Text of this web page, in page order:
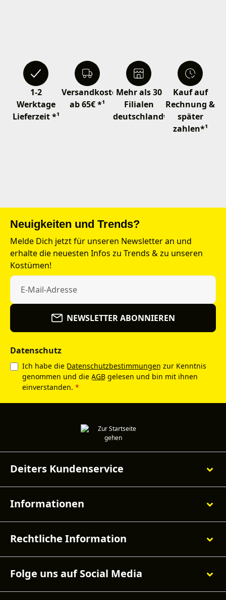
1-2
Werktage
Lieferzeit *¹
Versandkostenfrei
ab 65€ *¹
Mehr als 30
Filialen
deutschlandweit
Kauf auf
Rechnung &
später
zahlen*¹
Neuigkeiten und Trends?
Melde Dich jetzt für unseren Newsletter an und
erhalte die neuesten Infos zu Trends & zu unseren
Kostümen!
NEWSLETTER ABONNIEREN
Datenschutz
Ich habe die Datenschutzbestimmungen zur Kenntnis
genommen und die AGB gelesen und bin mit ihnen
einverstanden. *
Deiters Kundenservice
Informationen
Rechtliche Information
Folge uns auf Social Media